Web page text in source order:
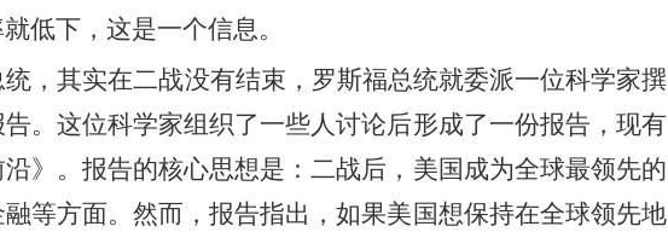
低下，这是一个信息。
，其实在二战没有结束，罗斯福总统就委派一位科学家撰
。这位科学家组织了一些人讨论后形成了一份报告，现有
》。报告的核心思想是：二战后，美国成为全球最领先的
等方面。然而，报告指出，如果美国想保持在全球领先地